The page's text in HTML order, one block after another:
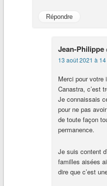
Répondre
Jean-Philippe
13 août 2021 à
Merci pour votre
Canastra, c’est
Je connaissais
pour ne pas
de toute façon
permanence.
Je suis content
familles aisées
dire que c’est